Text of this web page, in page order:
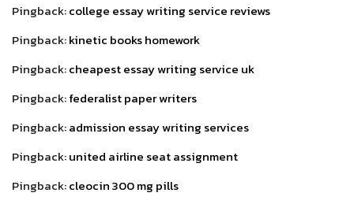
Pingback:college essay writing service reviews
Pingback:kinetic books homework
Pingback:cheapest essay writing service uk
Pingback:federalist paper writers
Pingback:admission essay writing services
Pingback:united airline seat assignment
Pingback:cleocin 300 mg pills